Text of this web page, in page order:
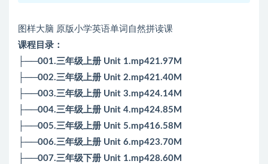
图样大脑 原版小学英语单词自然拼读课
课程目录：
├──001.三年级上册 Unit 1.mp421.97M
├──002.三年级上册 Unit 2.mp421.40M
├──003.三年级上册 Unit 3.mp424.14M
├──004.三年级上册 Unit 4.mp424.85M
├──005.三年级上册 Unit 5.mp416.58M
├──006.三年级上册 Unit 6.mp423.70M
├──007.三年级下册 Unit 1.mp428.60M